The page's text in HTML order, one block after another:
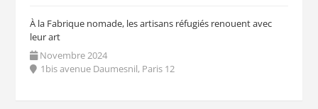
À la Fabrique nomade, les artisans réfugiés renouent avec
leur art
Novembre 2024
1bis avenue Daumesnil, Paris 12